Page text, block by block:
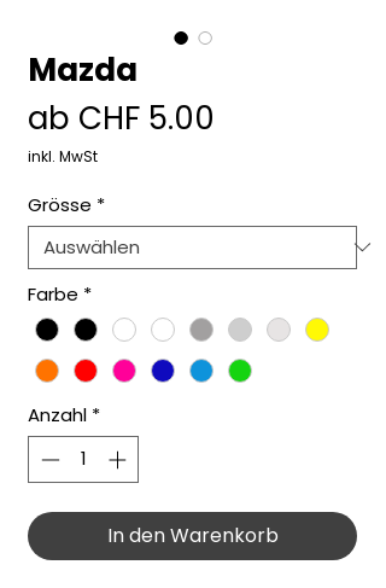
Mazda
ab CHF 5.00
inkl. MwSt
Grösse *
Farbe *
Anzahl *
In den Warenkorb